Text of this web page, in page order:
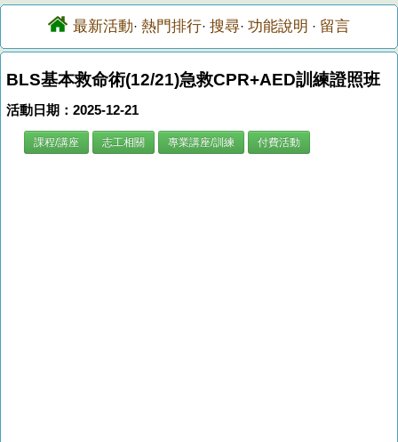
最新活動· 熱門排行· 搜尋· 功能說明 · 留言
BLS基本救命術(12/21)急救CPR+AED訓練證照班
活動日期：2025-12-21
課程/講座 志工相關 專業講座/訓練 付費活動